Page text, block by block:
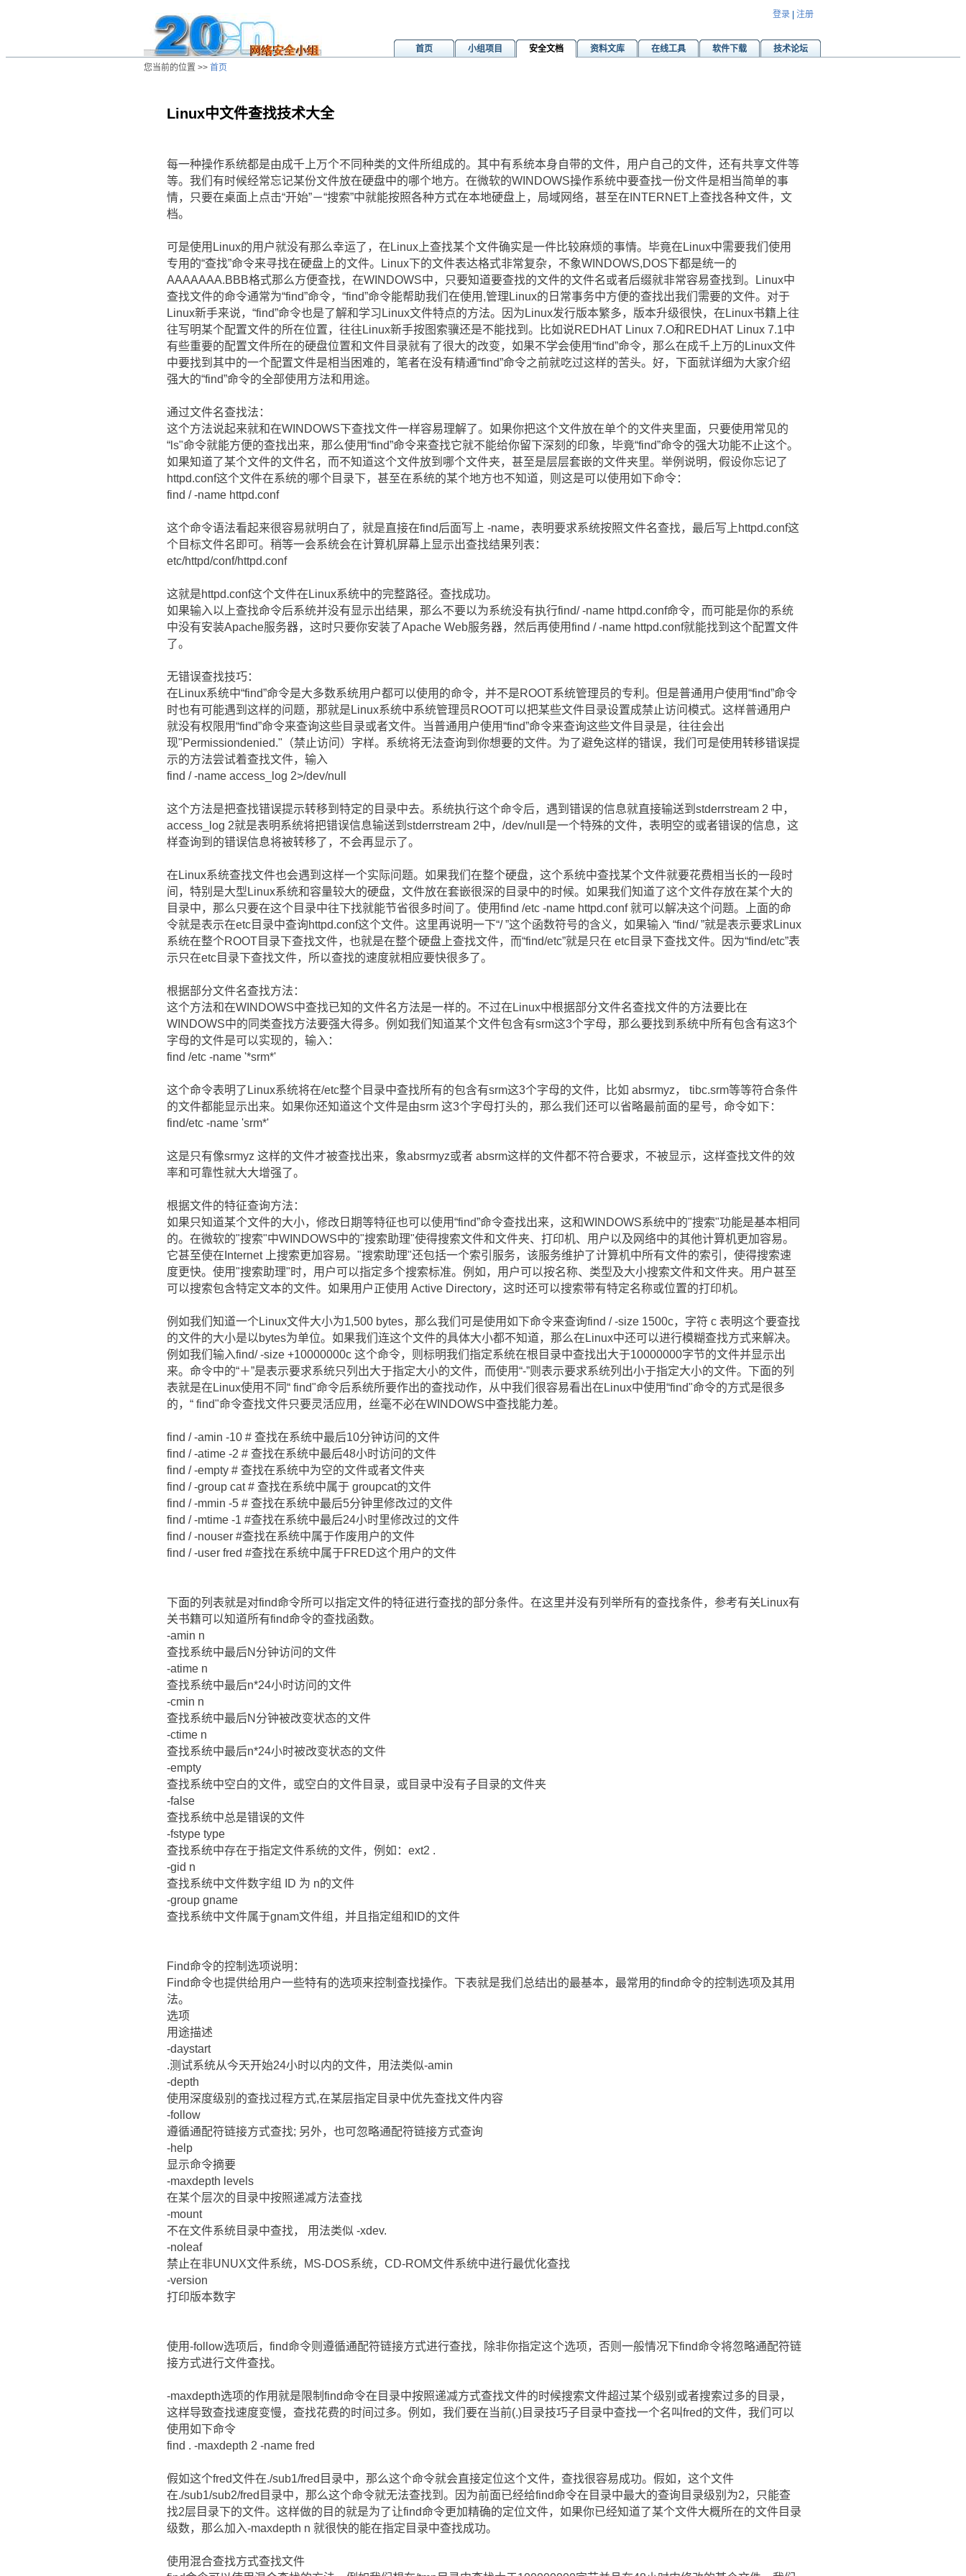
登录 注册
首页 小组项目 安全文档 资料文库 在线工具 软件下载
技术论坛
您当前的位置 >> 首页
Linux中文件查找技术大全
每一种操作系统都是由成千上万个不同种类的文件所组成的。其中有系统本身自带的文件，用户自己的文件，还有共享文件等
等。我们有时候经常忘记某份文件放在硬盘中的哪个地方。在微软的WINDOWS操作系统中要查找一份文件是相当简单的事
情，只要在桌面上点击“开始”－“搜索”中就能按照各种方式在本地硬盘上，局域网络，甚至在INTERNET上查找各种文件，文
档。
可是使用Linux的用户就没有那么幸运了，在Linux上查找某个文件确实是一件比较麻烦的事情。毕竟在Linux中需要我们使用
专用的“查找”命令来寻找在硬盘上的文件。Linux下的文件表达格式非常复杂，不象WINDOWS,DOS下都是统一的
AAAAAAA.BBB格式那么方便查找，在WINDOWS中，只要知道要查找的文件的文件名或者后缀就非常容易查找到。Linux中
查找文件的命令通常为“find”命令，“find”命令能帮助我们在使用,管理Linux的日常事务中方便的查找出我们需要的文件。对于
Linux新手来说，“find”命令也是了解和学习Linux文件特点的方法。因为Linux发行版本繁多，版本升级很快，在Linux书籍上往
往写明某个配置文件的所在位置，往往Linux新手按图索骥还是不能找到。比如说REDHAT Linux 7.O和REDHAT Linux 7.1中
有些重要的配置文件所在的硬盘位置和文件目录就有了很大的改变，如果不学会使用“find”命令，那么在成千上万的Linux文件
中要找到其中的一个配置文件是相当困难的，笔者在没有精通“find”命令之前就吃过这样的苦头。好，下面就详细为大家介绍
强大的“find”命令的全部使用方法和用途。
通过文件名查找法：
这个方法说起来就和在WINDOWS下查找文件一样容易理解了。如果你把这个文件放在单个的文件夹里面，只要使用常见的
“ls"命令就能方便的查找出来，那么使用“find”命令来查找它就不能给你留下深刻的印象，毕竟“find”命令的强大功能不止这个。
如果知道了某个文件的文件名，而不知道这个文件放到哪个文件夹，甚至是层层套嵌的文件夹里。举例说明，假设你忘记了
httpd.conf这个文件在系统的哪个目录下，甚至在系统的某个地方也不知道，则这是可以使用如下命令：
find / -name httpd.conf
这个命令语法看起来很容易就明白了，就是直接在find后面写上 -name，表明要求系统按照文件名查找，最后写上httpd.conf这
个目标文件名即可。稍等一会系统会在计算机屏幕上显示出查找结果列表：
etc/httpd/conf/httpd.conf
这就是httpd.conf这个文件在Linux系统中的完整路径。查找成功。
如果输入以上查找命令后系统并没有显示出结果，那么不要以为系统没有执行find/ -name httpd.conf命令，而可能是你的系统
中没有安装Apache服务器，这时只要你安装了Apache Web服务器，然后再使用find / -name httpd.conf就能找到这个配置文件
了。
无错误查找技巧：
在Linux系统中“find”命令是大多数系统用户都可以使用的命令，并不是ROOT系统管理员的专利。但是普通用户使用“find”命令
时也有可能遇到这样的问题，那就是Linux系统中系统管理员ROOT可以把某些文件目录设置成禁止访问模式。这样普通用户
就没有权限用“find”命令来查询这些目录或者文件。当普通用户使用“find”命令来查询这些文件目录是，往往会出
现"Permissiondenied."（禁止访问）字样。系统将无法查询到你想要的文件。为了避免这样的错误，我们可是使用转移错误提
示的方法尝试着查找文件，输入
find / -name access_log 2>/dev/null
这个方法是把查找错误提示转移到特定的目录中去。系统执行这个命令后，遇到错误的信息就直接输送到stderrstream 2 中，
access_log 2就是表明系统将把错误信息输送到stderrstream 2中，/dev/null是一个特殊的文件，表明空的或者错误的信息，这
样查询到的错误信息将被转移了，不会再显示了。
在Linux系统查找文件也会遇到这样一个实际问题。如果我们在整个硬盘，这个系统中查找某个文件就要花费相当长的一段时
间，特别是大型Linux系统和容量较大的硬盘，文件放在套嵌很深的目录中的时候。如果我们知道了这个文件存放在某个大的
目录中，那么只要在这个目录中往下找就能节省很多时间了。使用find /etc -name httpd.conf 就可以解决这个问题。上面的命
令就是表示在etc目录中查询httpd.conf这个文件。这里再说明一下“/ ”这个函数符号的含义，如果输入 “find/ ”就是表示要求Linux
系统在整个ROOT目录下查找文件，也就是在整个硬盘上查找文件，而“find/etc”就是只在 etc目录下查找文件。因为“find/etc”表
示只在etc目录下查找文件，所以查找的速度就相应要快很多了。
根据部分文件名查找方法：
这个方法和在WINDOWS中查找已知的文件名方法是一样的。不过在Linux中根据部分文件名查找文件的方法要比在
WINDOWS中的同类查找方法要强大得多。例如我们知道某个文件包含有srm这3个字母，那么要找到系统中所有包含有这3个
字母的文件是可以实现的，输入：
find /etc -name '*srm*'
这个命令表明了Linux系统将在/etc整个目录中查找所有的包含有srm这3个字母的文件，比如 absrmyz， tibc.srm等等符合条件
的文件都能显示出来。如果你还知道这个文件是由srm 这3个字母打头的，那么我们还可以省略最前面的星号，命令如下：
find/etc -name 'srm*'
这是只有像srmyz 这样的文件才被查找出来，象absrmyz或者 absrm这样的文件都不符合要求，不被显示，这样查找文件的效
率和可靠性就大大增强了。
根据文件的特征查询方法：
如果只知道某个文件的大小，修改日期等特征也可以使用“find”命令查找出来，这和WINDOWS系统中的"搜索"功能是基本相同
的。在微软的"搜索"中WINDOWS中的"搜索助理"使得搜索文件和文件夹、打印机、用户以及网络中的其他计算机更加容易。
它甚至使在Internet 上搜索更加容易。"搜索助理"还包括一个索引服务，该服务维护了计算机中所有文件的索引，使得搜索速
度更快。使用"搜索助理"时，用户可以指定多个搜索标准。例如，用户可以按名称、类型及大小搜索文件和文件夹。用户甚至
可以搜索包含特定文本的文件。如果用户正使用 Active Directory，这时还可以搜索带有特定名称或位置的打印机。
例如我们知道一个Linux文件大小为1,500 bytes，那么我们可是使用如下命令来查询find / -size 1500c，字符 c 表明这个要查找
的文件的大小是以bytes为单位。如果我们连这个文件的具体大小都不知道，那么在Linux中还可以进行模糊查找方式来解决。
例如我们输入find/ -size +10000000c 这个命令，则标明我们指定系统在根目录中查找出大于10000000字节的文件并显示出
来。命令中的“＋”是表示要求系统只列出大于指定大小的文件，而使用“-”则表示要求系统列出小于指定大小的文件。下面的列
表就是在Linux使用不同“ find"命令后系统所要作出的查找动作，从中我们很容易看出在Linux中使用“find"命令的方式是很多
的，“ find"命令查找文件只要灵活应用，丝毫不必在WINDOWS中查找能力差。
find / -amin -10 # 查找在系统中最后10分钟访问的文件
find / -atime -2 # 查找在系统中最后48小时访问的文件
find / -empty # 查找在系统中为空的文件或者文件夹
find / -group cat # 查找在系统中属于 groupcat的文件
find / -mmin -5 # 查找在系统中最后5分钟里修改过的文件
find / -mtime -1 #查找在系统中最后24小时里修改过的文件
find / -nouser #查找在系统中属于作废用户的文件
find / -user fred #查找在系统中属于FRED这个用户的文件
下面的列表就是对find命令所可以指定文件的特征进行查找的部分条件。在这里并没有列举所有的查找条件，参考有关Linux有
关书籍可以知道所有find命令的查找函数。
-amin n
查找系统中最后N分钟访问的文件
-atime n
查找系统中最后n*24小时访问的文件
-cmin n
查找系统中最后N分钟被改变状态的文件
-ctime n
查找系统中最后n*24小时被改变状态的文件
-empty
查找系统中空白的文件，或空白的文件目录，或目录中没有子目录的文件夹
-false
查找系统中总是错误的文件
-fstype type
查找系统中存在于指定文件系统的文件，例如：ext2 .
-gid n
查找系统中文件数字组 ID 为 n的文件
-group gname
查找系统中文件属于gnam文件组，并且指定组和ID的文件
Find命令的控制选项说明：
Find命令也提供给用户一些特有的选项来控制查找操作。下表就是我们总结出的最基本，最常用的find命令的控制选项及其用
法。
选项
用途描述
-daystart
.测试系统从今天开始24小时以内的文件，用法类似-amin
-depth
使用深度级别的查找过程方式,在某层指定目录中优先查找文件内容
-follow
遵循通配符链接方式查找; 另外，也可忽略通配符链接方式查询
-help
显示命令摘要
-maxdepth levels
在某个层次的目录中按照递减方法查找
-mount
不在文件系统目录中查找， 用法类似 -xdev.
-noleaf
禁止在非UNUX文件系统，MS-DOS系统，CD-ROM文件系统中进行最优化查找
-version
打印版本数字
使用-follow选项后，find命令则遵循通配符链接方式进行查找，除非你指定这个选项，否则一般情况下find命令将忽略通配符链
接方式进行文件查找。
-maxdepth选项的作用就是限制find命令在目录中按照递减方式查找文件的时候搜索文件超过某个级别或者搜索过多的目录，
这样导致查找速度变慢，查找花费的时间过多。例如，我们要在当前(.)目录技巧子目录中查找一个名叫fred的文件，我们可以
使用如下命令
find . -maxdepth 2 -name fred
假如这个fred文件在./sub1/fred目录中，那么这个命令就会直接定位这个文件，查找很容易成功。假如，这个文件
在./sub1/sub2/fred目录中，那么这个命令就无法查找到。因为前面已经给find命令在目录中最大的查询目录级别为2，只能查
找2层目录下的文件。这样做的目的就是为了让find命令更加精确的定位文件，如果你已经知道了某个文件大概所在的文件目录
级数，那么加入-maxdepth n 就很快的能在指定目录中查找成功。
使用混合查找方式查找文件